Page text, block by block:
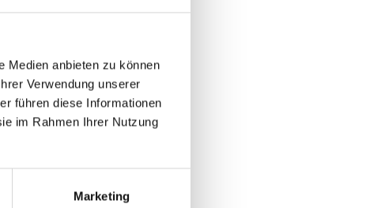
Medien anbieten zu können
Verwendung unserer
führen diese Informationen
im Rahmen Ihrer Nutzung
Marketing
intelligente
aber scheint